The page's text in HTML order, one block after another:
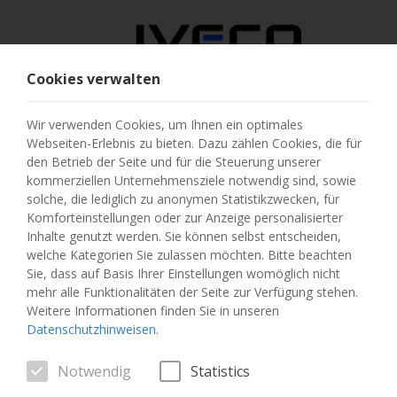
ÖSTERREICH
LAND AUSWÄHLEN
SPRACHE ÄNDERN
Toggle
navigation
MENU
FAHRZEUG
Cookies verwalten
Wir verwenden Cookies, um Ihnen ein optimales
Webseiten-Erlebnis zu bieten. Dazu zählen Cookies, die für
den Betrieb der Seite und für die Steuerung unserer
kommerziellen Unternehmensziele notwendig sind, sowie
solche, die lediglich zu anonymen Statistikzwecken, für
Komforteinstellungen oder zur Anzeige personalisierter
Inhalte genutzt werden. Sie können selbst entscheiden,
welche Kategorien Sie zulassen möchten. Bitte beachten
Sie, dass auf Basis Ihrer Einstellungen womöglich nicht
mehr alle Funktionalitäten der Seite zur Verfügung stehen.
Weitere Informationen finden Sie in unseren
Datenschutzhinweisen.
Notwendig Statistics